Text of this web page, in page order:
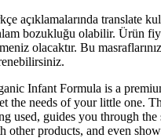
açıklamalarında translate
bozukluğu olabilir. Ürün
olacaktır. Bu
Infant Formula is a
the needs of your little one.
used, guides you through the
other products, and even